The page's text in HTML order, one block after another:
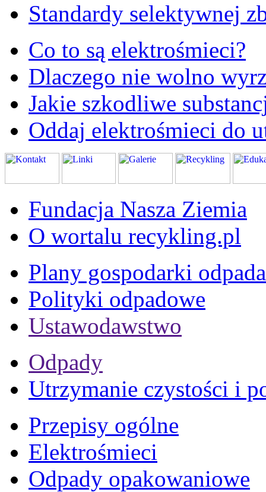
Standardy selektywnej
Co to są elektrośmieci?
Dlaczego nie wolno
Jakie szkodliwe
Oddaj elektrośmieci do
Fundacja Nasza Ziemia
O wortalu recykling.pl
Plany gospodarki
Polityki odpadowe
Ustawodawstwo
Odpady
Utrzymanie czystości i
Przepisy ogólne
Elektrośmieci
Odpady opakowaniowe